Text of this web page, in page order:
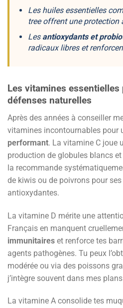
Les huiles essentielles
tree offrent une protection
Les antioxydants et
radicaux libres et
Les vitamines
défenses naturelles
Après des années à conseiller
vitamines incontournables pour
performant. La vitamine C joue
production de globules blancs
la recommande
de kiwis ou de poivrons pour
antioxydantes.
La vitamine D mérite une
Français en manquent
immunitaires et renforce tes
agents pathogènes. Tu peux
modérée ou via des poissons
j’intègre souvent dans mes
La vitamine A consolide tes